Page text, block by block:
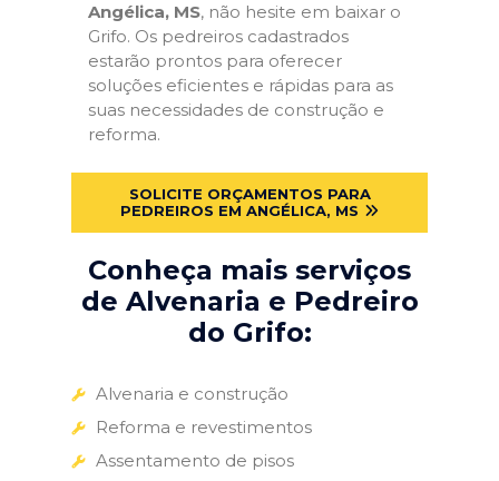
Angélica, MS, não hesite em baixar o
Grifo. Os pedreiros cadastrados
estarão prontos para oferecer
soluções eficientes e rápidas para as
suas necessidades de construção e
reforma.
SOLICITE ORÇAMENTOS PARA
PEDREIROS EM ANGÉLICA, MS
Conheça mais serviços
de Alvenaria e Pedreiro
do Grifo:
Alvenaria e construção
Reforma e revestimentos
Assentamento de pisos